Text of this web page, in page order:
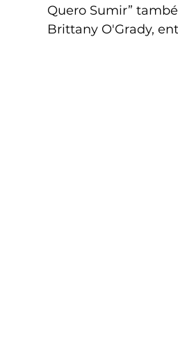
Quero Sumir”
Brittany O'Grady,